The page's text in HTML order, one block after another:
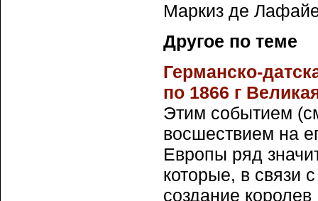
Маркиз де
Другое по теме
Германско-
по 1866 г
Этим событием
восшествием на
Европы ряд
которые, в связи
создание королев